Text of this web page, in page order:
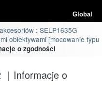
Global
: SELP1635G
obiektywami [mocowanie typu
o zgodności
｜Informacje o